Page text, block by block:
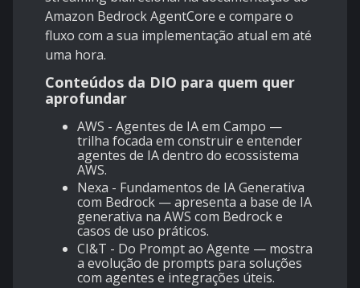
Amazon Bedrock AgentCore e compare o
fluxo com a sua implementação atual em até
uma hora.
Conteúdos da DIO para quem quer
aprofundar
AWS - Agentes de IA em Campo —
trilha focada em construir e entender
agentes de IA dentro do ecossistema
AWS.
Nexa - Fundamentos de IA Generativa
com Bedrock — apresenta a base de IA
generativa na AWS com Bedrock e
casos de uso práticos.
CI&T - Do Prompt ao Agente — mostra
a evolução de prompts para soluções
com agentes e integrações úteis.